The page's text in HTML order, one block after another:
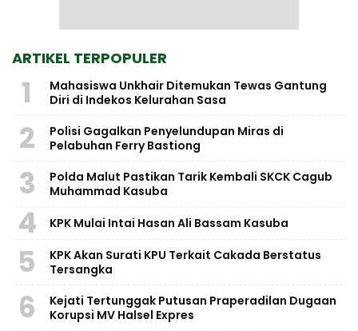
ARTIKEL TERPOPULER
1
Mahasiswa Unkhair Ditemukan Tewas Gantung
Diri di Indekos Kelurahan Sasa
2
Polisi Gagalkan Penyelundupan Miras di
Pelabuhan Ferry Bastiong
3
Polda Malut Pastikan Tarik Kembali SKCK Cagub
Muhammad Kasuba
4 KPK Mulai Intai Hasan Ali Bassam Kasuba
5
KPK Akan Surati KPU Terkait Cakada Berstatus
Tersangka
6
Kejati Tertunggak Putusan Praperadilan Dugaan
Korupsi MV Halsel Expres